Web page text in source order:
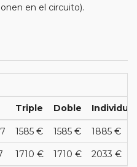
en el circuito).
Triple Doble Individual
1585 € 1585 € 1885 €
1710 € 1710 € 2033 €